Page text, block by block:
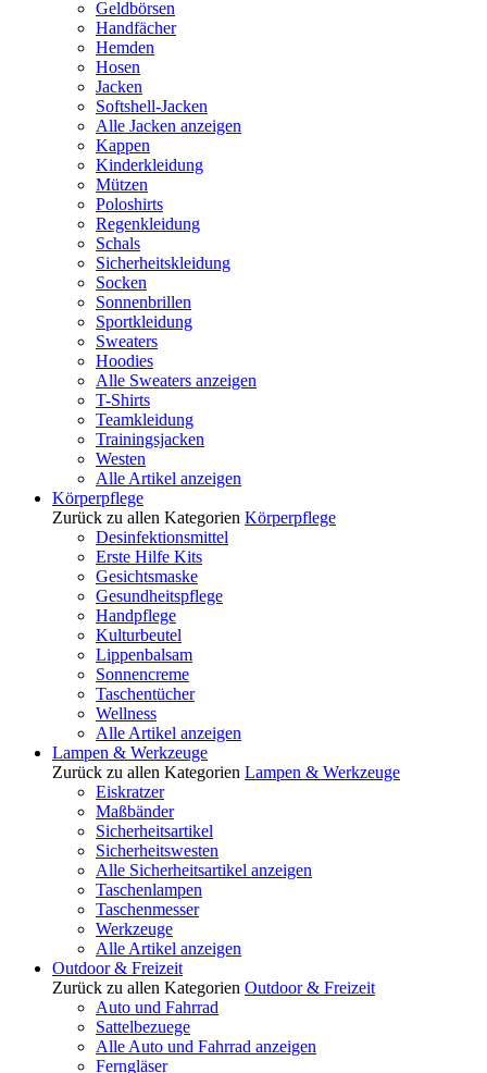
Geldbörsen
Handfächer
Hemden
Hosen
Jacken
Softshell-Jacken
Alle Jacken anzeigen
Kappen
Kinderkleidung
Mützen
Poloshirts
Regenkleidung
Schals
Sicherheitskleidung
Socken
Sonnenbrillen
Sportkleidung
Sweaters
Hoodies
Alle Sweaters anzeigen
T-Shirts
Teamkleidung
Trainingsjacken
Westen
Alle Artikel anzeigen
Körperpflege
Zurück zu allen Kategorien Körperpflege
Desinfektionsmittel
Erste Hilfe Kits
Gesichtsmaske
Gesundheitspflege
Handpflege
Kulturbeutel
Lippenbalsam
Sonnencreme
Taschentücher
Wellness
Alle Artikel anzeigen
Lampen & Werkzeuge
Zurück zu allen Kategorien Lampen & Werkzeuge
Eiskratzer
Maßbänder
Sicherheitsartikel
Sicherheitswesten
Alle Sicherheitsartikel anzeigen
Taschenlampen
Taschenmesser
Werkzeuge
Alle Artikel anzeigen
Outdoor & Freizeit
Zurück zu allen Kategorien Outdoor & Freizeit
Auto und Fahrrad
Sattelbezuege
Alle Auto und Fahrrad anzeigen
Ferngläser